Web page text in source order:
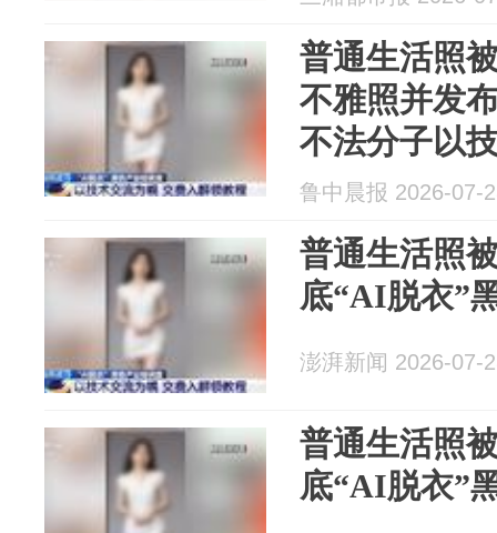
普通生活照
不雅照并发
不法分子以
招“学员”付
人：很恶心
鲁中晨报 2026-07-
普通生活照
底“AI脱衣”
澎湃新闻 2026-07-
普通生活照
底“AI脱衣”